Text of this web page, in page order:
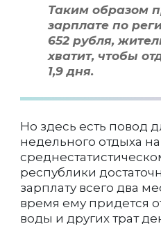
Таким образом
зарплате по
652 рубля,
хватит, чтобы
1,9 дня.
Но здесь есть повод
недельного отдыха
республики
зарплату всего два
время ему придется
воды и других трат